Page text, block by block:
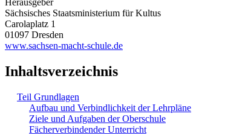
Sächsisches Staatsministerium für Kultus
Carolaplatz 1
01097 Dresden
www.sachsen-macht-schule.de
Inhaltsverzeichnis
Teil Grundlagen
Aufbau und Verbindlichkeit der Lehrpläne
Ziele und Aufgaben der Oberschule
Fächerverbindender Unterricht